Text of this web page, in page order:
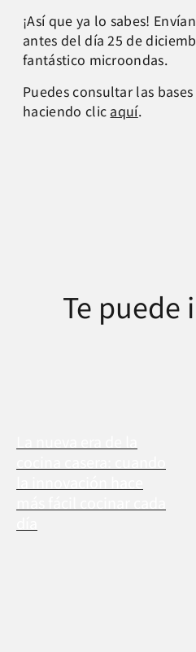
¡Así que ya lo sabes!
antes del día 25 de
fantástico microondas.
Puedes consultar las
haciendo clic aquí.
Te puede